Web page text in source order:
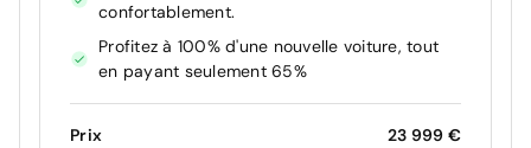
confortablement.
Profitez à 100% d'une nouvelle voiture, tout
en payant seulement 65%
Prix 23 999 €